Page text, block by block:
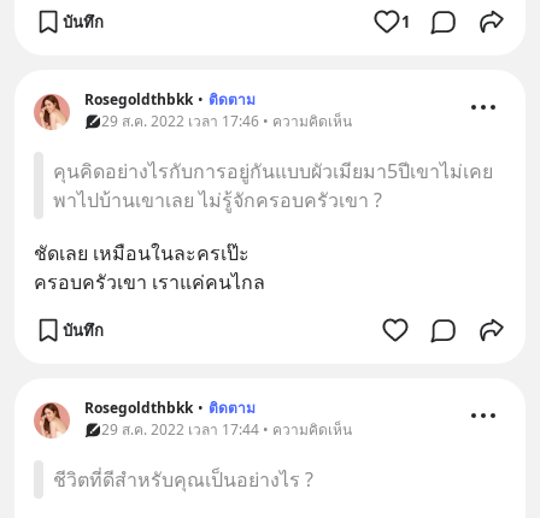
บันทึก 1
Rosegoldthbkk • ติดตาม
29 ส.ค. 2022 เวลา 17:46 • ความคิดเห็น
คุนคิดอย่างไรกับการอยู่กันแบบผัวเมียมา5ปีเขาไม่เคย
พาไปบ้านเขาเลย ไม่รู้จักครอบครัวเขา ?
ชัดเลย เหมือนในละครเป๊ะ
ครอบครัวเขา เราแค่คนไกล
บันทึก
Rosegoldthbkk • ติดตาม
29 ส.ค. 2022 เวลา 17:44 • ความคิดเห็น
ชีวิตที่ดีสำหรับคุณเป็นอย่างไร ?